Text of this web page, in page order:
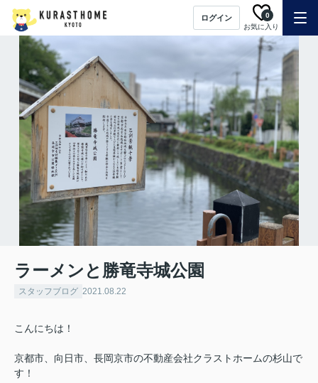
ログイン
お気に入り
0
ラーメンと勝竜寺城公園
スタッフブログ 2021.08.22
こんにちは！
京都市、向日市、長岡京市の不動産会社クラストホームの杉山で
す！